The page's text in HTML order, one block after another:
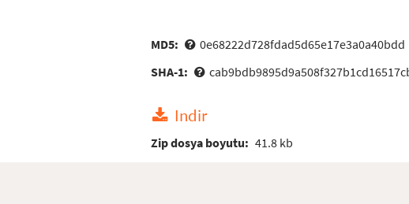
MD5:
0e68222d728fdad5d65e17e3a0a40bdd
SHA-1:
Indir
Zip dosya boyutu: 41.8 kb